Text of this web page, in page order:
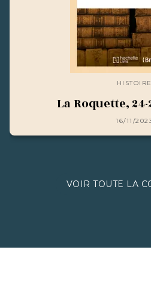
HISTOIRE
La Roquette, 24-
16/11/
VOIR TOUTE LA